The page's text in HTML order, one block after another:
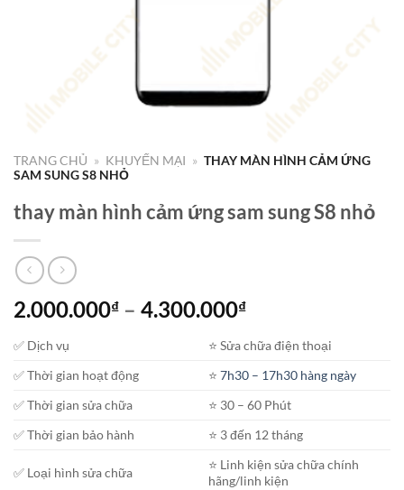
TRANG CHỦ » KHUYẾN MẠI » THAY MÀN HÌNH CẢM ỨNG
SAM SUNG S8 NHỎ
thay màn hình cảm ứng sam sung S8 nhỏ
2.000.000₫ – 4.300.000₫Khoảng
từ
2.000.000₫
đến
4.300.000₫
✅ Dịch vụ
⭐️ Sửa chữa điện thoại
✅ Thời gian hoạt động
⭐️7h30 – 17h30 hàng ngày
✅ Thời gian sửa chữa
⭐️ 30 – 60 Phút
✅ Thời gian bảo hành
⭐️ 3 đến 12 tháng
✅ Loại hình sửa chữa
⭐️ Linh kiện sửa chữa chính
hãng/linh kiện